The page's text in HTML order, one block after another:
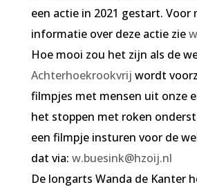
een actie in 2021 gestart. Voor
informatie over deze actie ziew
Hoe mooi zou het zijn als de
Achterhoekrookvrij wordt
filmpjes met mensen uit onze
het stoppen met roken
een filmpje insturen voor de
dat via: w.buesink@hzoij.nl
De longarts Wanda de Kanter